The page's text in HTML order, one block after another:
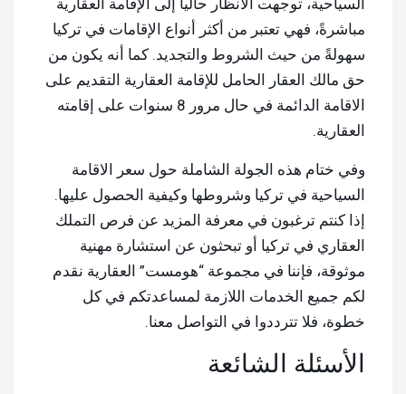
السياحية، توجهت الأنظار حالياً إلى الإقامة العقارية
مباشرةً، فهي تعتبر من أكثر أنواع الإقامات في تركيا
سهولةً من حيث الشروط والتجديد. كما أنه يكون من
حق مالك العقار الحامل للإقامة العقارية التقديم على
الاقامة الدائمة في حال مرور 8 سنوات على إقامته
العقارية.
وفي ختام هذه الجولة الشاملة حول سعر الاقامة
السياحية في تركيا وشروطها وكيفية الحصول عليها.
إذا كنتم ترغبون في معرفة المزيد عن فرص التملك
العقاري في تركيا أو تبحثون عن استشارة مهنية
موثوقة، فإننا في مجموعة “هومست” العقارية نقدم
لكم جميع الخدمات اللازمة لمساعدتكم في كل
خطوة، فلا تترددوا في التواصل معنا.
الأسئلة الشائعة